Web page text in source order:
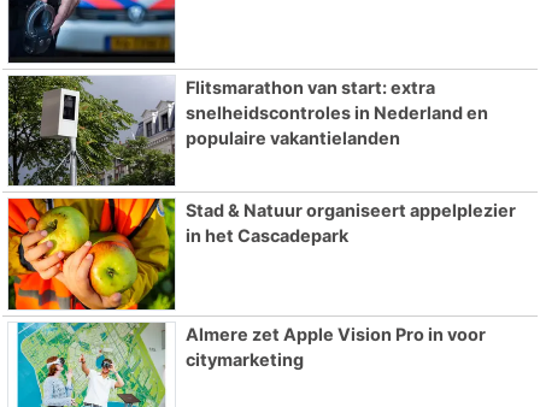
Flitsmarathon van start: extra
snelheidscontroles in Nederland en
populaire vakantielanden
Stad & Natuur organiseert appelplezier
in het Cascadepark
Almere zet Apple Vision Pro in voor
citymarketing